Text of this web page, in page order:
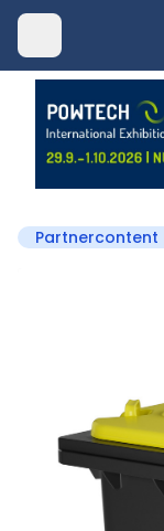
Partnercontent